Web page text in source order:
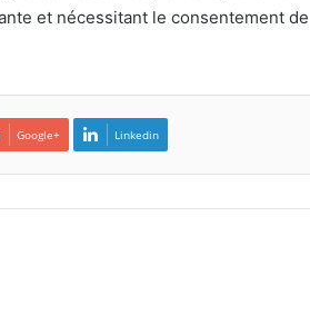
et nécessitant le consentement de
Google+ Linkedin